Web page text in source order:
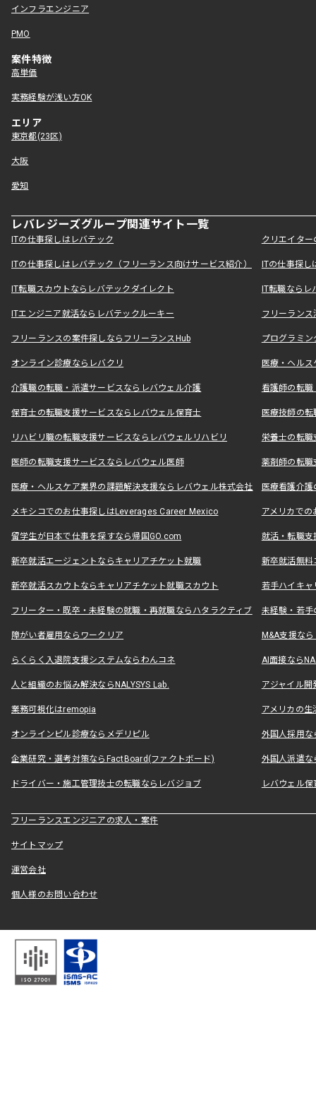
インフラエンジニア
PMO
案件特徴
高単価
実務経験が浅い方OK
エリア
東京都(23区)
大阪
愛知
レバレジーズグループ関連サイト一覧
ITの仕事探しはレバテック クリエイタ
ITの仕事探しはレバテック（フリーランス向けサービス紹介） ITの仕事探
IT転職スカウトならレバテックダイレクト IT転職なら
ITエンジニア就活ならレバテックルーキー フリーラン
フリーランスの案件探しならフリーランスHub プログラミ
オンライン診療ならレバクリ 医療・ヘル
介護職の転職・派遣サービスならレバウェル介護 看護師の転
保育士の転職支援サービスならレバウェル保育士 医療技師の
リハビリ職の転職支援サービスならレバウェルリハビリ 栄養士の転
医師の転職支援サービスならレバウェル医師 薬剤師の転
医療・ヘルスケア業界の課題解決支援ならレバウェル株式会社 医療看護介
メキシコでのお仕事探しはLeverages Career Mexico アメリカで
留学生が日本で仕事を探すなら帰国GO.com 就活・転職
新卒就活エージェントならキャリアチケット就職 新卒就活無料
新卒就活スカウトならキャリアチケット就職スカウト 若手ハイキ
フリーター・既卒・未経験の就職・再就職ならハタラクティブ 未経験・若手
障がい者雇用ならワークリア M&A支援な
らくらく入退院支援システムならわんコネ AI面接なら
人と組織のお悩み解決ならNALYSYS Lab. アジャイル
業務可視化はremopia アメリカの
オンラインピル診療ならメデリピル 外国人採用
企業研究・選考対策ならFactBoard(ファクトボード) 外国人派遣な
ドライバー・施工管理技士の転職ならレバジョブ レバウェル
フリーランスエンジニアの求人・案件
サイトマップ
運営会社
個人様のお問い合わせ